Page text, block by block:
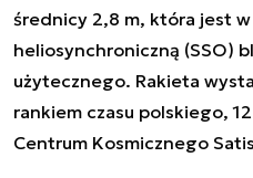
średnicy 2,8 m, która jest
heliosynchroniczną (SSO)
użytecznego. Rakieta
rankiem czasu polskiego,
Centrum Kosmicznego